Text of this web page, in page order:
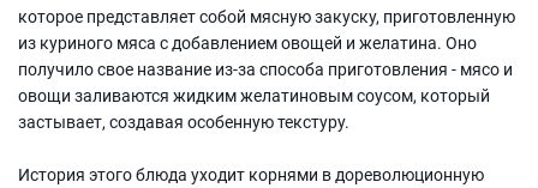
которое представляет собой мясную закуску, приготовленную
из куриного мяса с добавлением овощей и желатина. Оно
получило свое название из-за способа приготовления - мясо и
овощи заливаются жидким желатиновым соусом, который
застывает, создавая особенную текстуру.
История этого блюда уходит корнями в дореволюционную